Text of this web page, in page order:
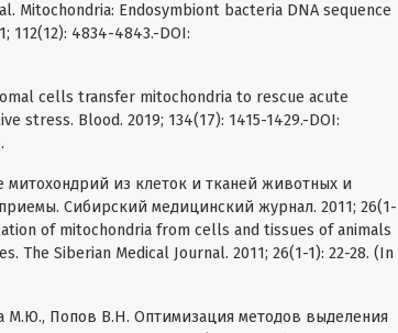
Mitochondria: Endosymbiont bacteria DNA sequence
112(12): 4834-4843.-DOI:
cells transfer mitochondria to rescue acute
stress. Blood. 2019; 134(17): 1415-1429.-DOI:
.
из клеток и тканей животных и
Сибирский медицинский журнал. 2011; 26(1-
of mitochondria from cells and tissues of animals
The Siberian Medical Journal. 2011; 26(1-1): 22-28. (In
М.Ю., Попов В.Н. Оптимизация методов выделения